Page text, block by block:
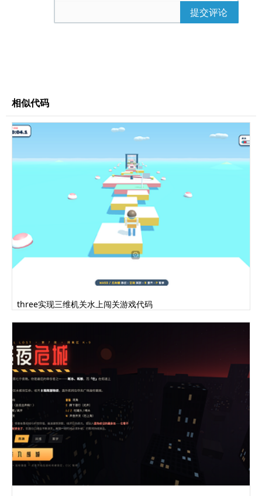
background: var(--card);
}
.hud-label {
font-size: 0.65rem; letter-spacing:
0.15em;
rgba(232,237,245,0.5); margin-bottom: 2px;
font-family: 'Orbitron', monospace;
font-size: 1.4rem; color: var(--accent);
}
.hud-lives { display: flex; gap: 6px;
radius: 50%;
transition: opacity 0.3s, transform
0.3s;
}
.life-pip.lost { opacity: 0.15; transform:
scale(0.7); box-shadow: none; }
.speed-bar-wrap {
position: fixed; right: 20px; top: 50%;
transform: translateY(-50%);
width: 10px; height: 180px;
background: rgba(255,255,255,0.08);
border-radius: 10px;
提交评论
相似代码
three实现三维机关水上闯关游戏代码